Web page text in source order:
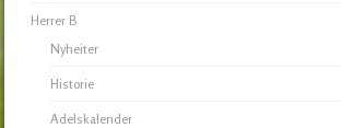
Herrer B
Nyheiter
Historie
Adelskalender